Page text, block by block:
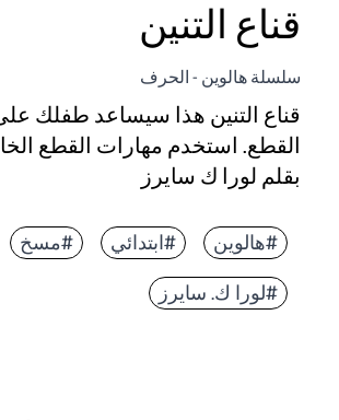
قناع التنين
سلسلة هالوين - الحرف
قناع التنين هذا سيساعد طفلك
القطع. استخدم مهارات القطع
بقلم لورا ك سايرز
#هالوين #ابتدائي #مسخ
#لورا ك. سايرز